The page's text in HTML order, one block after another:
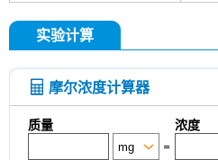
实验计算
摩尔浓度计算器
质量 浓度
=